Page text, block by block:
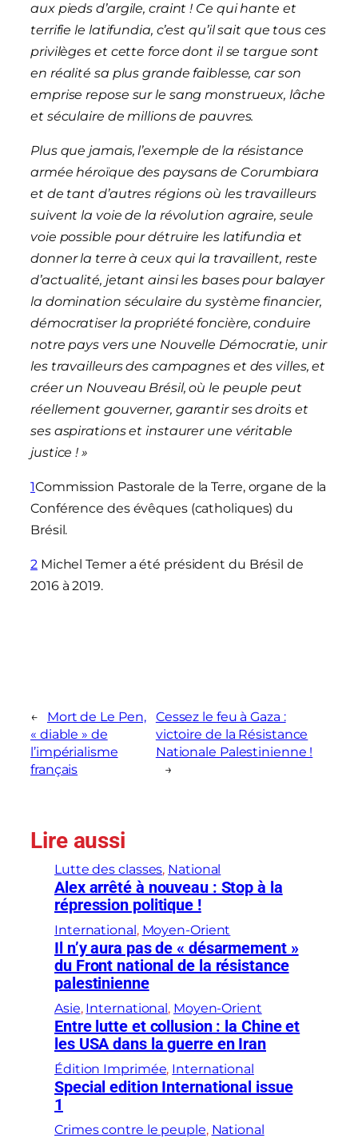
aux pieds d’argile, craint ! Ce qui hante et
terrifie le latifundia, c’est qu’il sait que tous ces
privilèges et cette force dont il se targue sont
en réalité sa plus grande faiblesse, car son
emprise repose sur le sang monstrueux, lâche
et séculaire de millions de pauvres.
Plus que jamais, l’exemple de la résistance
armée héroïque des paysans de Corumbiara
et de tant d’autres régions où les travailleurs
suivent la voie de la révolution agraire, seule
voie possible pour détruire les latifundia et
donner la terre à ceux qui la travaillent, reste
d’actualité, jetant ainsi les bases pour balayer
la domination séculaire du système financier,
démocratiser la propriété foncière, conduire
notre pays vers une Nouvelle Démocratie, unir
les travailleurs des campagnes et des villes, et
créer un Nouveau Brésil, où le peuple peut
réellement gouverner, garantir ses droits et
ses aspirations et instaurer une véritable
justice ! »
1Commission Pastorale de la Terre, organe de la
Conférence des évêques (catholiques) du
Brésil.
2Michel Temer a été président du Brésil de
2016 à 2019.
←
Mort de Le Pen,
« diable » de
l’impérialisme
français
Cessez le feu à Gaza :
victoire de la Résistance
Nationale Palestinienne !
→
Lire aussi
Lutte des classes, National
Alex arrêté à nouveau : Stop à la
répression politique !
International, Moyen-Orient
Il n’y aura pas de « désarmement »
du Front national de la résistance
palestinienne
Asie, International, Moyen-Orient
Entre lutte et collusion : la Chine et
les USA dans la guerre en Iran
Édition Imprimée, International
Special edition International issue
1
Crimes contre le peuple, National